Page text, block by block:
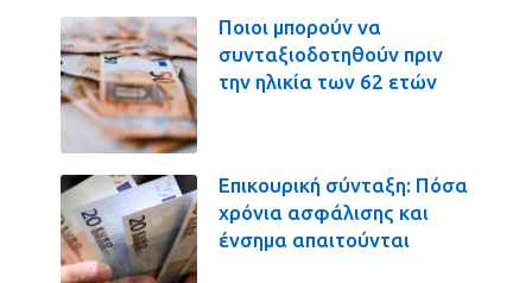
Ποιοι μπορούν να
συνταξιοδοτηθούν πριν
την ηλικία των 62 ετών
Επικουρική σύνταξη: Πόσα
χρόνια ασφάλισης και
ένσημα απαιτούνται